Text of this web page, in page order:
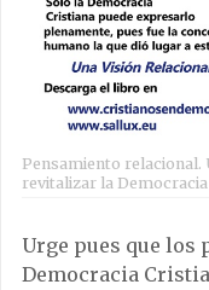
Pensamiento relacional.
revitalizar la
Urge pues que los
Democracia